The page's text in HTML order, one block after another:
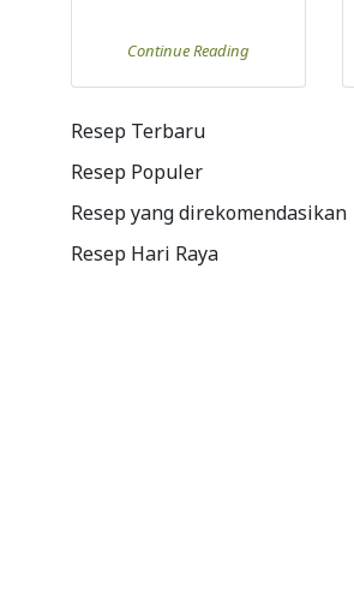
Continue Reading
Resep Terbaru
Resep Populer
Resep yang direkomendasikan
Resep Hari Raya